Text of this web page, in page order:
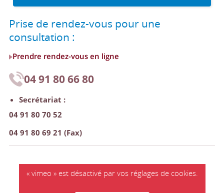
Prise de rendez-vous pour une
consultation :
Prendre rendez-vous en ligne
04 91 80 66 80
Secrétariat :
04 91 80 70 52
04 91 80 69 21 (Fax)
« vimeo » est désactivé par vos réglages de cookies.